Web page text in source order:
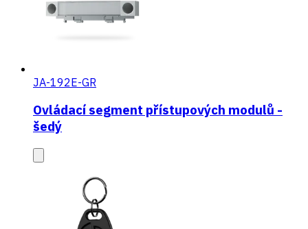
JA-192E-GR
Ovládací segment přístupových modulů -
šedý